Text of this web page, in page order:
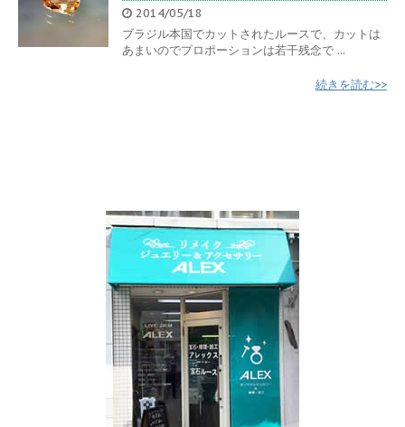
2014/05/18
ブラジル本国でカットされたルースで、カットは
あまいのでプロポーションは若干残念で ...
続きを読む>>